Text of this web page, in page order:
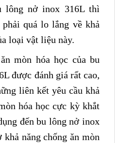
lông nở inox 316L thì
quá lo lắng về khả
loại vật liệu này.
mòn hóa học của bu
được đánh giá rất cao,
liên kết yêu cầu khả
hóa học cực kỳ khắt
đến bu lông nở inox
năng chống ăn mòn